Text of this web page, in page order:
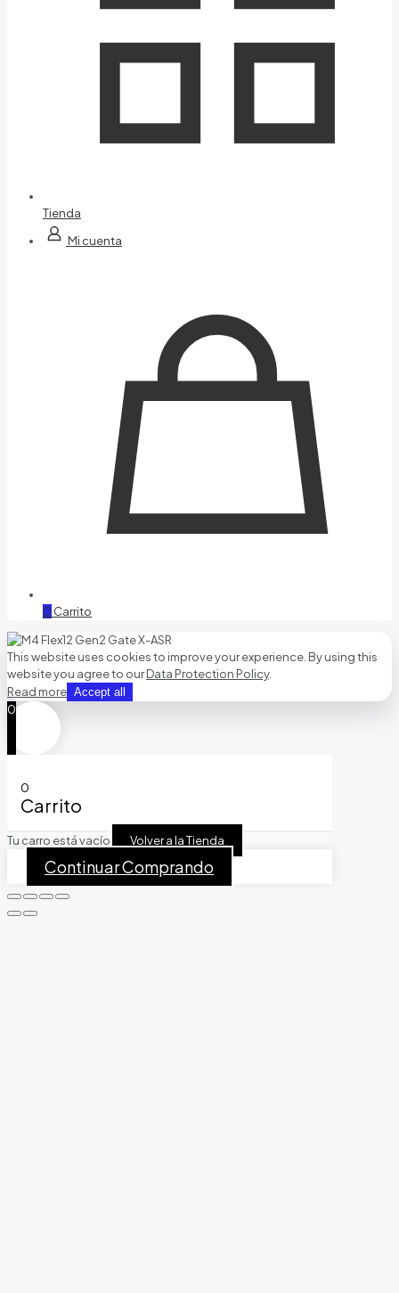
Tienda
Mi cuenta
0 Carrito
This website uses cookies to improve your experience. By using this
website you agree to ourData Protection Policy.
Read more Accept all
0
0
Carrito
Tu carro está vacío Volver a la Tienda
Continuar Comprando